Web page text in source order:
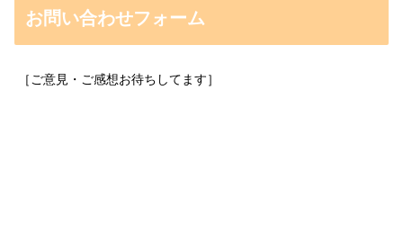
お問い合わせフォーム
［ご意見・ご感想お待ちしてます］